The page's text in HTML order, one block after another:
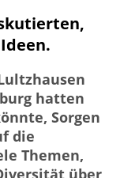
hatten
Sorgen
die
Themen,
über